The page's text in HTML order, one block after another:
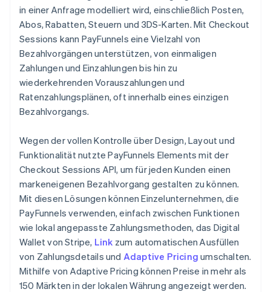
in einer Anfrage modelliert wird, einschließlich Posten,
Abos, Rabatten, Steuern und 3DS-Karten. Mit Checkout
Sessions kann PayFunnels eine Vielzahl von
Bezahlvorgängen unterstützen, von einmaligen
Zahlungen und Einzahlungen bis hin zu
wiederkehrenden Vorauszahlungen und
Ratenzahlungsplänen, oft innerhalb eines einzigen
Bezahlvorgangs.
Wegen der vollen Kontrolle über Design, Layout und
Funktionalität nutzte PayFunnels Elements mit der
Checkout Sessions API, um für jeden Kunden einen
markeneigenen Bezahlvorgang gestalten zu können.
Mit diesen Lösungen können Einzelunternehmen, die
PayFunnels verwenden, einfach zwischen Funktionen
wie lokal angepasste Zahlungsmethoden, das Digital
Wallet von Stripe, Link zum automatischen Ausfüllen
von Zahlungsdetails und Adaptive Pricing umschalten.
Mithilfe von Adaptive Pricing können Preise in mehr als
150 Märkten in der lokalen Währung angezeigt werden.